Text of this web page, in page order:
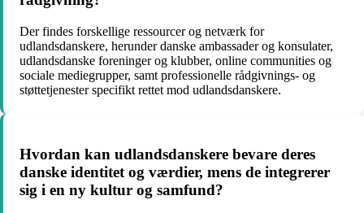
Der findes forskellige ressourcer og netværk for
udlandsdanskere, herunder danske ambassader og konsulater,
udlandsdanske foreninger og klubber, online communities og
sociale mediegrupper, samt professionelle rådgivnings- og
støttetjenester specifikt rettet mod udlandsdanskere.
Hvordan kan udlandsdanskere bevare deres
danske identitet og værdier, mens de integrerer
sig i en ny kultur og samfund?